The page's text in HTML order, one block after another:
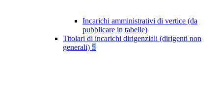
Incarichi amministrativi di vertice (da
pubblicare in tabelle)
Titolari di incarichi dirigenziali (dirigenti non
generali) 5